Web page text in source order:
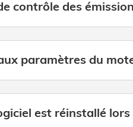
contrôle des
paramètres du
est réinstallé lors